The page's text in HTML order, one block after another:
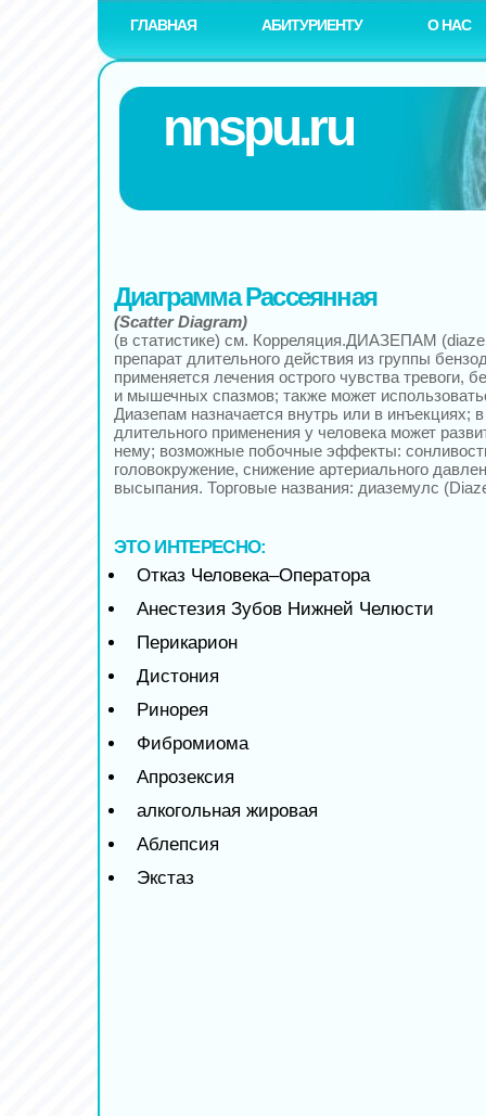
ГЛАВНАЯ АБИТУРИЕНТУ О НАС
nnspu.ru
Диаграмма Рассеянная
(Scatter Diagram)
(в статистике) см. Корреляция.ДИАЗЕПАМ
препарат длительного действия из группы
применяется лечения острого чувства тревоги,
и мышечных спазмов; также может
Диазепам назначается внутрь или в инъекциях; в
длительного применения у человека может
нему; возможные побочные эффекты:
головокружение, снижение артериального
высыпания. Торговые названия: диаземулс
ЭТО ИНТЕРЕСНО:
Отказ Человека–Оператора
Анестезия Зубов Нижней Челюсти
Перикарион
Дистония
Ринорея
Фибромиома
Апрозексия
алкогольная жировая
Аблепсия
Экстаз